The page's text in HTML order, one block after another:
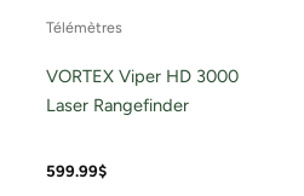
Télémètres
VORTEX Viper HD 3000
Laser Rangefinder
599.99$